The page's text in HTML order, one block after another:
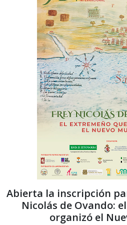
Abierta la inscripción
Nicolás de Ovando:
organizó el